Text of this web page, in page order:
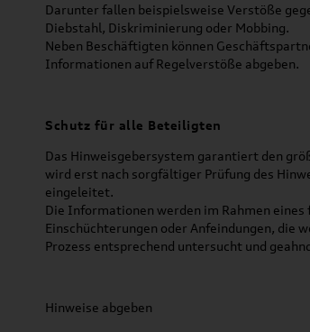
Darunter fallen beispielsweise Verstöße
Diebstahl, Diskriminierung oder Mobbing.
Neben Beschäftigten können
Informationen auf Regelverstöße abgeben.
Schutz für alle Beteiligten
Das Hinweisgebersystem garantiert den
wird erst nach sorgfältiger Prüfung des
eingeleitet.
Die Informationen werden im Rahmen
Einschüchterungen oder Anfeindungen, die
Prozess entsprechend untersucht und
Hinweise abgeben